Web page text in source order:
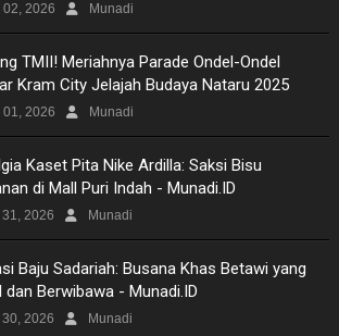
02, 2026 Munadi
TMII! Meriahnya Parade Ondel-Ondel
Kram City Jelajah Budaya Nataru 2025
01, 2026 Munadi
Kaset Pita Nike Ardilla: Saksi Bisu
di Mall Puri Indah - Munadi.ID
2026 Munadi
Baju Sadariah: Busana Khas Betawi yang
dan Berwibawa - Munadi.ID
2026 Munadi